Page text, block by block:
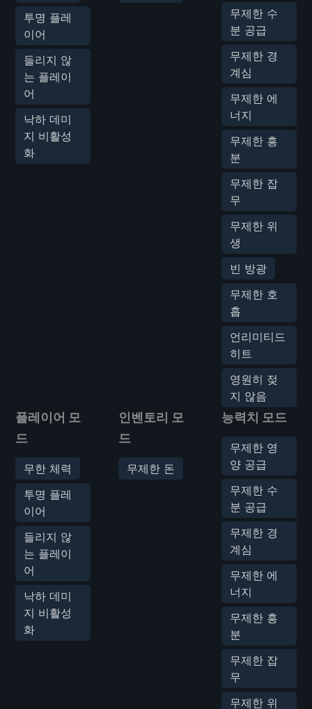
투명 플레
이어
들리지 않
는 플레이
어
낙하 데미
지 비활성
화
무제한 수
분 공급
무제한 경
계심
무제한 에
너지
무제한 흥
분
무제한 잡
무
무제한 위
생
빈 방광
무제한 호
흡
언리미티드
히트
영원히 젖
지 않음
플레이어 모
드
무한 체력
투명 플레
이어
들리지 않
는 플레이
어
낙하 데미
지 비활성
화
인벤토리 모
드
무제한 돈
능력치 모드
무제한 영
양 공급
무제한 수
분 공급
무제한 경
계심
무제한 에
너지
무제한 흥
분
무제한 잡
무
무제한 위